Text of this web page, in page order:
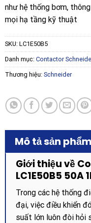
như hệ thống bơm,
mọi hạ tầng kỹ thuật
SKU: LC1E50B5
Danh mục: Contactor
Thương hiệu: Schneider
Mô tả sản phẩm
Giới thiệu về
LC1E50B5 50A
Trong các hệ thống
đại, việc điều khiển
suất lớn luôn đòi hỏi